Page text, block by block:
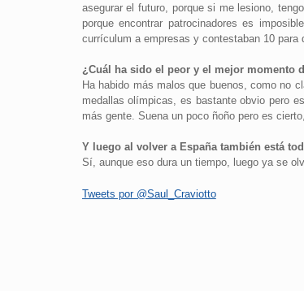
asegurar el futuro, porque si me lesiono,
porque encontrar patrocinadores es
currículum a empresas y contestaban 10 para
¿Cuál ha sido el peor y el mejor momento
Ha habido más malos que buenos, como no
medallas olímpicas, es bastante obvio pero
más gente. Suena un poco ñoño pero es
Y luego al volver a España también está
Sí, aunque eso dura un tiempo, luego ya se
Tweets por @Saul_Craviotto